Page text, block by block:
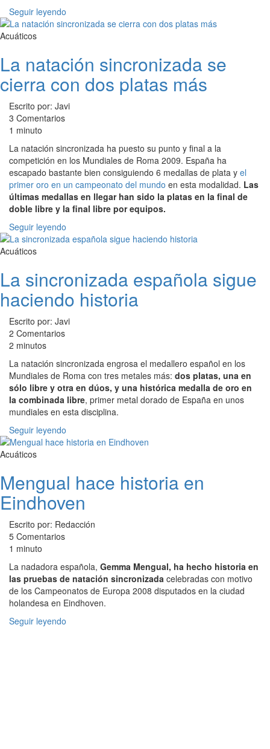
Seguir leyendo
Acuáticos
La natación sincronizada se
cierra con dos platas más
Escrito por: Javi
3 Comentarios
1 minuto
La natación sincronizada ha puesto su punto y final a la
competición en los Mundiales de Roma 2009. España ha
escapado bastante bien consiguiendo 6 medallas de plata y el
primer oro en un campeonato del mundo en esta modalidad. Las
últimas medallas en llegar han sido la platas en la final de
doble libre y la final libre por equipos.
Seguir leyendo
Acuáticos
La sincronizada española sigue
haciendo historia
Escrito por: Javi
2 Comentarios
2 minutos
La natación sincronizada engrosa el medallero español en los
Mundiales de Roma con tres metales más: dos platas, una en
sólo libre y otra en dúos, y una histórica medalla de oro en
la combinada libre, primer metal dorado de España en unos
mundiales en esta disciplina.
Seguir leyendo
Acuáticos
Mengual hace historia en
Eindhoven
Escrito por: Redacción
5 Comentarios
1 minuto
La nadadora española, Gemma Mengual, ha hecho historia en
las pruebas de natación sincronizada celebradas con motivo
de los Campeonatos de Europa 2008 disputados en la ciudad
holandesa en Eindhoven.
Seguir leyendo